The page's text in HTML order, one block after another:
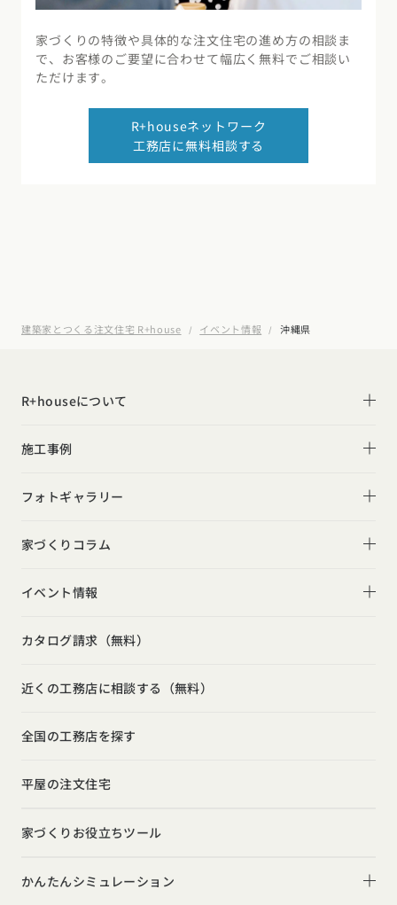
家づくりの特徴や具体的な注文住宅の進め方の相談ま
で、お客様のご要望に合わせて幅広く無料でご相談い
ただけます。
R+houseネットワーク
工務店に無料相談する
建築家とつくる注文住宅 R+house イベント情報 沖縄県
R+houseについて
R+houseについて
家づくりの流れ
選べる仕様
建築家
施工事例
施工事例一覧
スキップフロア
勾配天井
ナチュラル
インダストリアル
二世帯住宅
フォトギャラリー
フォトギャラリー
吹き抜け
玄関
ガレージハウス
テラス・デッキ
家づくりコラム
家づくりコラム一覧
注文住宅の基礎知識
設備・性能
間取りのヒント
施工事例
イベント情報
イベント情報一覧
勉強会
カタログ請求（無料）
近くの工務店に相談する（無料）
全国の工務店を探す
平屋の注文住宅
家づくりお役立ちツール
かんたんシミュレーション